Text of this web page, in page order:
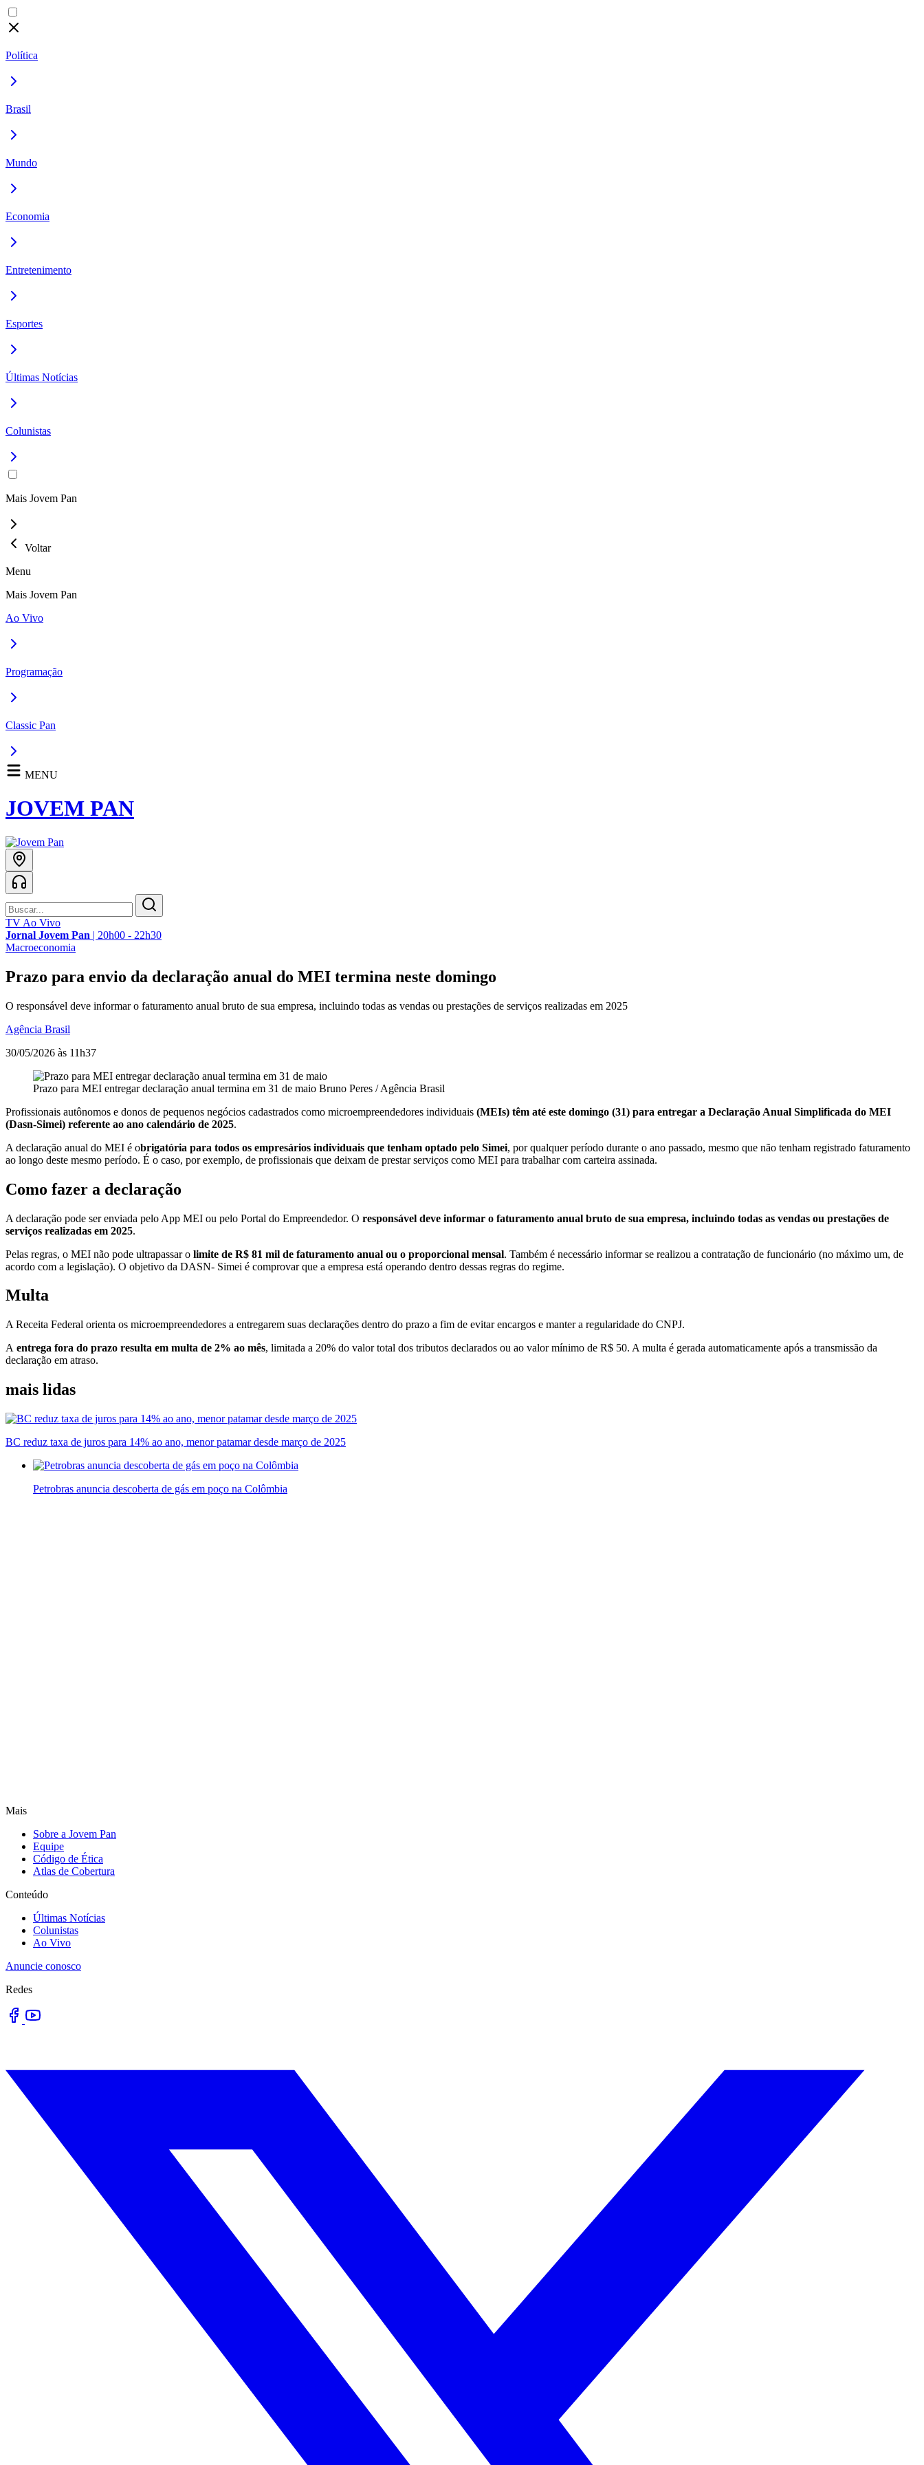
Política
Brasil
Mundo
Economia
Entretenimento
Esportes
Últimas Notícias
Colunistas
Mais Jovem Pan
Voltar
Menu
Mais Jovem Pan
Ao Vivo
Programação
Classic Pan
MENU
JOVEM PAN
TV Ao Vivo
Jornal Jovem Pan | 20h00 - 22h30
Macroeconomia
Prazo para envio da declaração anual do MEI termina neste domingo
O responsável deve informar o faturamento anual bruto de sua empresa, incluindo todas as vendas ou prestações de serviços realizadas em 2025
Agência Brasil
30/05/2026 às 11h37
Prazo para MEI entregar declaração anual termina em 31 de maio Bruno Peres / Agência Brasil
Profissionais autônomos e donos de pequenos negócios cadastrados como microempreendedores individuais (MEIs) têm até este domingo (31) para entregar a Declaração Anual Simplificada do MEI
(Dasn-Simei) referente ao ano calendário de 2025.
A declaração anual do MEI é obrigatória para todos os empresários individuais que tenham optado pelo Simei, por qualquer período durante o ano passado, mesmo que não tenham registrado faturamento
ao longo deste mesmo período. É o caso, por exemplo, de profissionais que deixam de prestar serviços como MEI para trabalhar com carteira assinada.
Como fazer a declaração
A declaração pode ser enviada pelo App MEI ou pelo Portal do Empreendedor. O responsável deve informar o faturamento anual bruto de sua empresa, incluindo todas as vendas ou prestações de
serviços realizadas em 2025.
Pelas regras, o MEI não pode ultrapassar o limite de R$ 81 mil de faturamento anual ou o proporcional mensal. Também é necessário informar se realizou a contratação de funcionário (no máximo um, de
acordo com a legislação). O objetivo da DASN- Simei é comprovar que a empresa está operando dentro dessas regras do regime.
Multa
A Receita Federal orienta os microempreendedores a entregarem suas declarações dentro do prazo a fim de evitar encargos e manter a regularidade do CNPJ.
A entrega fora do prazo resulta em multa de 2% ao mês, limitada a 20% do valor total dos tributos declarados ou ao valor mínimo de R$ 50. A multa é gerada automaticamente após a transmissão da
declaração em atraso.
mais lidas
BC reduz taxa de juros para 14% ao ano, menor patamar desde março de 2025
Petrobras anuncia descoberta de gás em poço na Colômbia
Mais
Sobre a Jovem Pan
Equipe
Código de Ética
Atlas de Cobertura
Conteúdo
Últimas Notícias
Colunistas
Ao Vivo
Anuncie conosco
Redes